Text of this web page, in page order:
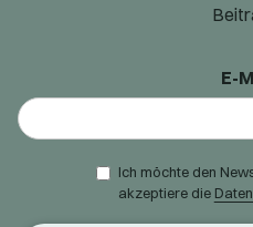
E-
Ich möchte den
akzeptiere die